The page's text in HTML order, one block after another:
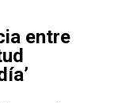
entre